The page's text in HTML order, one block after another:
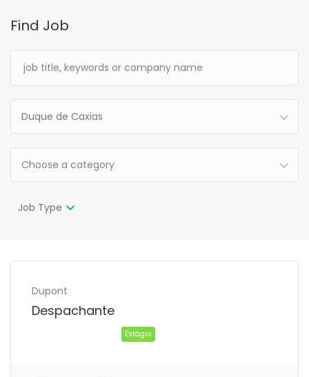
Find Job
Duque de Caxias
Choose a category
Job Type
Dupont
Despachante